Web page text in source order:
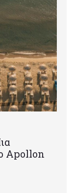
Apollon